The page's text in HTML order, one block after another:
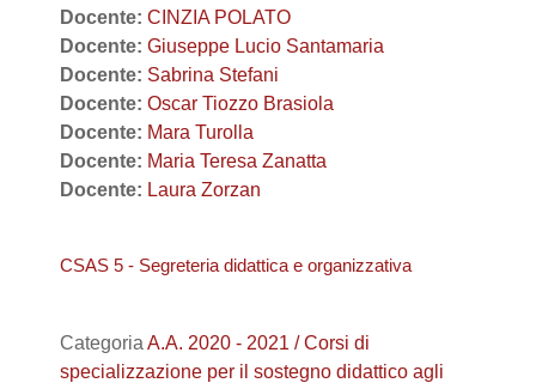
Docente: CINZIA POLATO
Docente: Giuseppe Lucio Santamaria
Docente: Sabrina Stefani
Docente: Oscar Tiozzo Brasiola
Docente: Mara Turolla
Docente: Maria Teresa Zanatta
Docente: Laura Zorzan
CSAS 5 - Segreteria didattica e organizzativa
Categoria A.A. 2020 - 2021 / Corsi di
specializzazione per il sostegno didattico agli